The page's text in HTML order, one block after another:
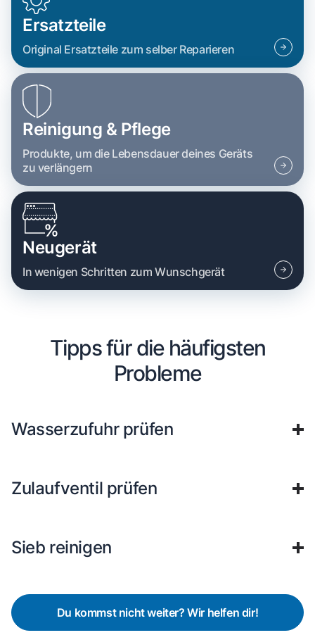
Ersatzteile
Original Ersatzteile zum selber Reparieren
Reinigung & Pflege
Produkte, um die Lebensdauer deines Geräts
zu verlängern
Neugerät
In wenigen Schritten zum Wunschgerät
Tipps für die häufigsten
Probleme
Wasserzufuhr prüfen
Zulaufventil prüfen
Sieb reinigen
Du kommst nicht weiter? Wir helfen dir!